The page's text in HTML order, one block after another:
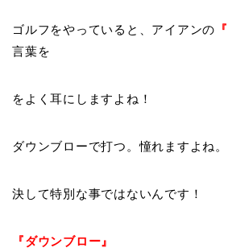
ゴルフをやっていると、アイアンの 『
言葉を
をよく耳にしますよね！
ダウンブローで打つ。憧れますよね。
決して特別な事ではないんです！
『ダウンブロー 』